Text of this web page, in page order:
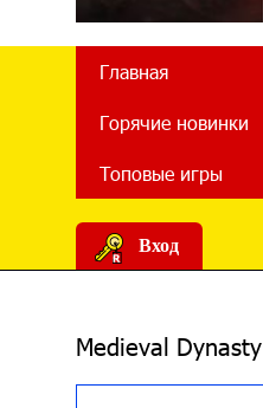
Главная
Горячие новинки
Топовые игры
Вход
Medieval Dynasty